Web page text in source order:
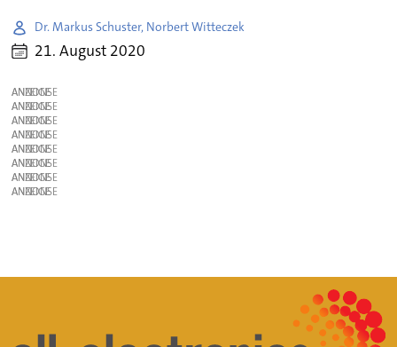
Dr. Markus Schuster, Norbert Witteczek
21. August 2020
ANZEIGE
ANZEIGE
ANZEIGE
ANZEIGE
ANZEIGE
ANZEIGE
ANZEIGE
ANZEIGE